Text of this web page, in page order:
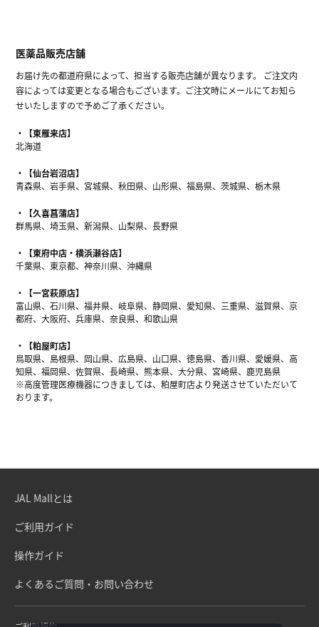
医薬品販売店舗
お届け先の都道府県によって、担当する販売店舗が異なります。 ご注文内
容によっては変更となる場合もございます。ご注文時にメールにてお知ら
せいたしますので予めご了承ください。
【東雁来店】
北海道
【仙台岩沼店】
青森県、岩手県、宮城県、秋田県、山形県、福島県、茨城県、栃木県
【久喜菖蒲店】
群馬県、埼玉県、新潟県、山梨県、長野県
【東府中店・横浜瀬谷店】
千葉県、東京都、神奈川県、沖縄県
【一宮萩原店】
富山県、石川県、福井県、岐阜県、静岡県、愛知県、三重県、滋賀県、京
都府、大阪府、兵庫県、奈良県、和歌山県
【粕屋町店】
鳥取県、島根県、岡山県、広島県、山口県、徳島県、香川県、愛媛県、高
知県、福岡県、佐賀県、長崎県、熊本県、大分県、宮崎県、鹿児島県
※高度管理医療機器につきましては、粕屋町店より発送させていただいて
おります。
JAL Mallとは
ご利用ガイド
操作ガイド
よくあるご質問・お問い合わせ